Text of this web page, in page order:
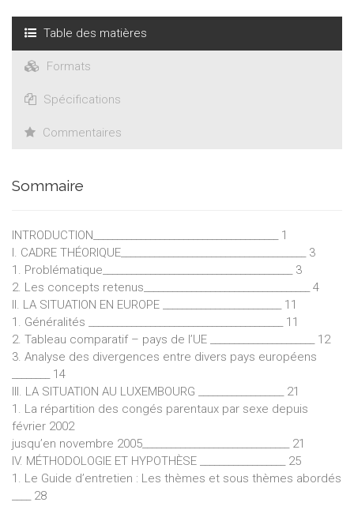
Table des matières
Formats
Spécifications
Commentaires
Sommaire
INTRODUCTION_______________________________________ 1
I. CADRE THÉORIQUE_______________________________________ 3
1. Problématique________________________________________ 3
2. Les concepts retenus___________________________________ 4
II. LA SITUATION EN EUROPE _________________________ 11
1. Généralités _________________________________________ 11
2. Tableau comparatif – pays de l’UE ______________________ 12
3. Analyse des divergences entre divers pays européens
________ 14
III. LA SITUATION AU LUXEMBOURG __________________ 21
1. La répartition des congés parentaux par sexe depuis
février 2002
jusqu’en novembre 2005_______________________________ 21
IV. MÉTHODOLOGIE ET HYPOTHÈSE __________________ 25
1. Le Guide d’entretien : Les thèmes et sous thèmes abordés
____ 28